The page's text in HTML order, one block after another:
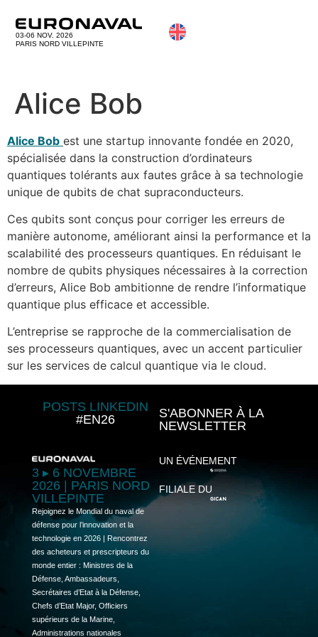
03-06 NOV. 2026
PARIS NORD VILLEPINTE
Alice Bob
Alice Bob est une startup innovante fondée en 2020,
spécialisée dans la construction d’ordinateurs
quantiques tolérants aux fautes grâce à sa technologie
unique de qubits de chat supraconducteurs.
Ces qubits sont conçus pour corriger les erreurs de
manière autonome, améliorant ainsi la performance et la
scalabilité des processeurs quantiques. En réduisant le
nombre de qubits physiques nécessaires à la correction
d’erreurs, Alice Bob ambitionne de rendre l’informatique
quantique plus efficace et accessible.
L’entreprise se rapproche de la commercialisation de
ses processeurs quantiques, avec un accent particulier
sur les services de calcul quantique via le cloud.
POSTS LINKEDIN
#EN26
S'ABONNER À LA
NEWSLETTER
3 ▸ 6 NOVEMBRE
2026 | PARIS NORD
VILLEPINTE
Rejoignez le Mondial du naval de
défense pour l’innovation et la
technologie en 2026 | Rencontrez
des acheteurs et prescripteurs du
monde entier : Ministres de la
Défense, Ambassadeurs,
Secrétaires d’Etat à la Défense,
Chefs d’Etat Major, Officiers
supérieurs de la Marine,
Administrations nationales
UN ÉVÉNEMENT
FILIALE DU